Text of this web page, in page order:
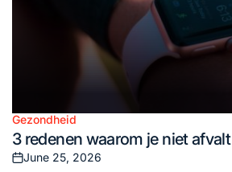
Posted
in
Gezondheid
3 redenen waarom je niet afvalt
Posted
June 25, 2026